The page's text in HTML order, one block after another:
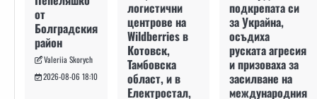
от
Болградския
район
Valeriia Skorych
2026-08-06 18:10
логистични
центрове на
Wildberries в
Котовск,
Тамбовска
област, и в
Електростал,
подкрепата си
за Украйна,
осъдиха
руската агресия
и призоваха за
засилване на
международния